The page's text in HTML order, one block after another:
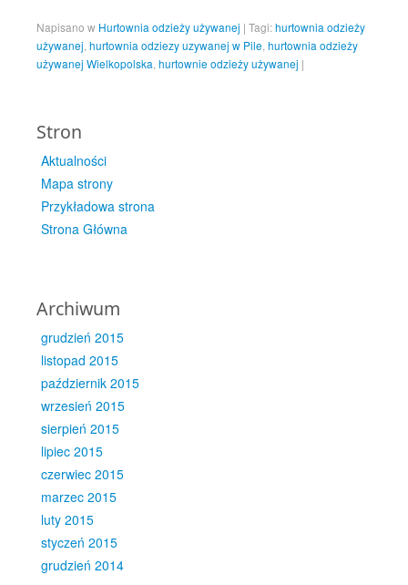
Napisano w Hurtownia odzieży używanej | Tagi:hurtownia odzieży
używanej hurtownia odziezy uzywanej w Pile hurtownia odzieży
używanej Wielkopolska hurtownie odzieży używanej |
Stron
Aktualności
Mapa strony
Przykładowa strona
Strona Główna
Archiwum
grudzień 2015
listopad 2015
październik 2015
wrzesień 2015
sierpień 2015
lipiec 2015
czerwiec 2015
marzec 2015
luty 2015
styczeń 2015
grudzień 2014